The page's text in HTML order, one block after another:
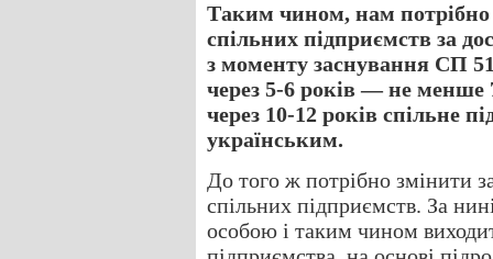
Таким чином, нам потрібно
спільних підприємств за
з моменту заснування СП
через 5-6 років — не менше
через 10-12 років спільне
українським.
До того ж потрібно змінити
спільних підприємств. За
особою і таким чином